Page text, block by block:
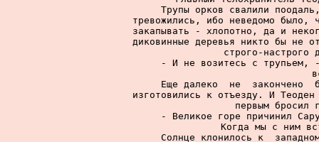
Трупы орков свалили
тревожились, ибо неведомо было,
закапывать - хлопотно, да и
диковинные деревья никто бы не
строго-настрого
- И не возитесь с трупьем,
Еще далеко  не  закончено
изготовились к отъезду. И
первым бросил
- Великое горе причинил
Когда мы с ним
Солнце клонилось к